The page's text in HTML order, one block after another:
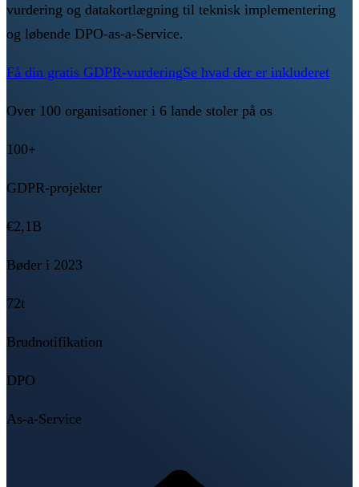
vurdering og datakortlægning til teknisk implementering
og løbende DPO-as-a-Service.
Få din gratis GDPR-vurderingSe hvad der er inkluderet
Over 100 organisationer i 6 lande stoler på os
100+
GDPR-projekter
€2,1B
Bøder i 2023
72t
Brudnotifikation
DPO
As-a-Service